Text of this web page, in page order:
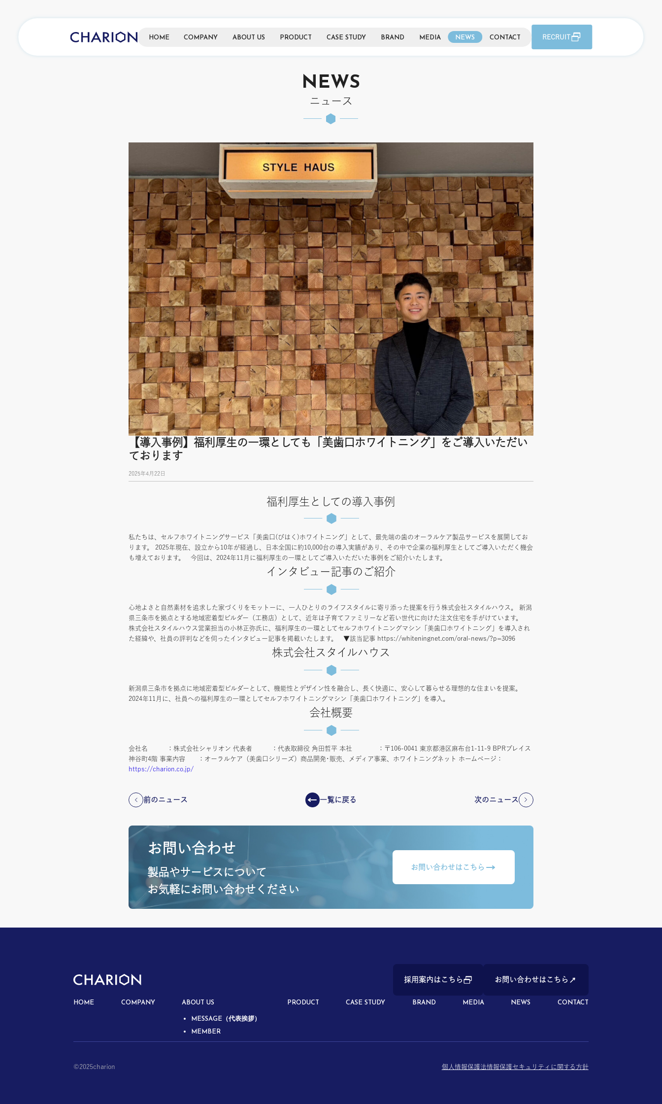
HOME COMPANY ABOUT US PRODUCT CASE STUDY BRAND MEDIA NEWS CONTACT RECRUIT
NEWS
ニュース
【導入事例】福利厚生の一環としても「美歯口ホワイトニング」をご導入いただい
ております
2025年4月22日
福利厚生としての導入事例
私たちは、セルフホワイトニングサービス「美歯口(びはく)ホワイトニング」として、最先端の歯のオーラルケア製品サービスを展開してお
ります。 2025年現在、設立から10年が経過し、日本全国に約10,000台の導入実績があり、その中で企業の福利厚生としてご導入いただく機会
も増えております。 今回は、2024年11月に福利厚生の一環としてご導入いただいた事例をご紹介いたします。
インタビュー記事のご紹介
心地よさと自然素材を追求した家づくりをモットーに、一人ひとりのライフスタイルに寄り添った提案を行う株式会社スタイルハウス。 新潟
県三条市を拠点とする地域密着型ビルダー（工務店）として、近年は子育てファミリーなど若い世代に向けた注文住宅を手がけています。
株式会社スタイルハウス営業担当の小林正弥氏に、福利厚生の一環としてセルフホワイトニングマシン「美歯口ホワイトニング」を導入され
た経緯や、社員の評判などを伺ったインタビュー記事を掲載いたします。 ▼該当記事 https://whiteningnet.com/oral-news/?p=3096
株式会社スタイルハウス
新潟県三条市を拠点に地域密着型ビルダーとして、機能性とデザイン性を融合し、長く快適に、安心して暮らせる理想的な住まいを提案。
2024年11月に、社員への福利厚生の一環としてセルフホワイトニングマシン「美歯口ホワイトニング」を導入。
会社概要
会社名 ：株式会社シャリオン 代表者 ：代表取締役 角田哲平 本社 ：〒106-0041 東京都港区麻布台1-11-9 BPRプレイス
神谷町4階 事業内容 ：オーラルケア（美歯口シリーズ）商品開発･販売、メディア事業、ホワイトニングネット ホームページ：
https://charion.co.jp/
前のニュース 一覧に戻る 次のニュース
お問い合わせ
製品やサービスについて
お気軽にお問い合わせください
お問い合わせはこちら
採用案内はこちら お問い合わせはこちら
HOME COMPANY ABOUT US
MESSAGE（代表挨拶）
MEMBER
PRODUCT CASE STUDY BRAND MEDIA NEWS CONTACT
©︎2025charion 個人情報保護法情報保護セキュリティに関する方針